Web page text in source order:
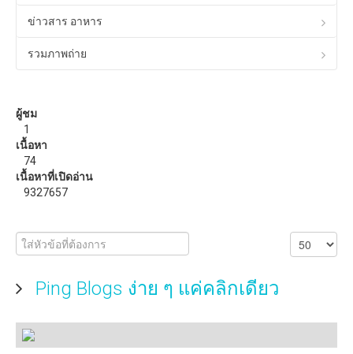
Tips! ดีๆสำหรับคุณ
Tips Windows XP
ดาวน์โหลด
eBooks หรือหนังสือน่าอ่าน
ข่าวสาร อาหาร
รวมภาพถ่าย
ผู้ชม
1
เนื้อหา
74
เนื้อหาที่เปิดอ่าน
9327657
Ping Blogs ง่าย ๆ แค่คลิกเดียว